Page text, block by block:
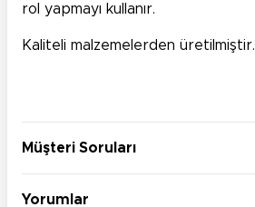
rol yapmayı kullanır.
Kaliteli malzemelerden üretilmiştir.
Müşteri Soruları
Yorumlar